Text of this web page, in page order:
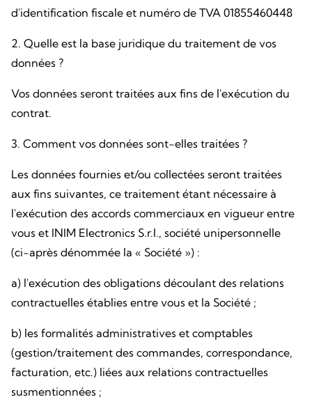
d'identification fiscale et numéro de TVA 01855460448
2. Quelle est la base juridique du traitement de vos
données ?
Vos données seront traitées aux fins de l'exécution du
contrat.
3. Comment vos données sont-elles traitées ?
Les données fournies et/ou collectées seront traitées
aux fins suivantes, ce traitement étant nécessaire à
l'exécution des accords commerciaux en vigueur entre
vous et INIM Electronics S.r.l., société unipersonnelle
(ci-après dénommée la « Société ») :
a) l'exécution des obligations découlant des relations
contractuelles établies entre vous et la Société ;
b) les formalités administratives et comptables
(gestion/traitement des commandes, correspondance,
facturation, etc.) liées aux relations contractuelles
susmentionnées ;